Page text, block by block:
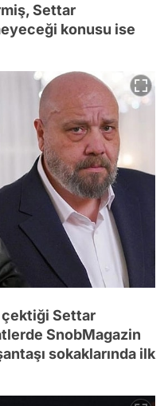
Settar
konusu ise
çektiği Settar
SnobMagazin
sokaklarında ilk